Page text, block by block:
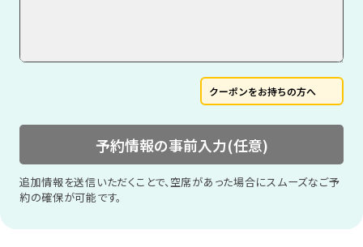
クーポンをお持ちの方へ
予約情報の事前入力(任意)
追加情報を送信いただくことで、空席があった場合にスムーズなご予
約の確保が可能です。